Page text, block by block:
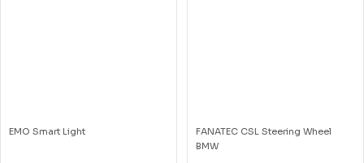
EMO Smart Light
FANATEC CSL Steering Wheel
BMW